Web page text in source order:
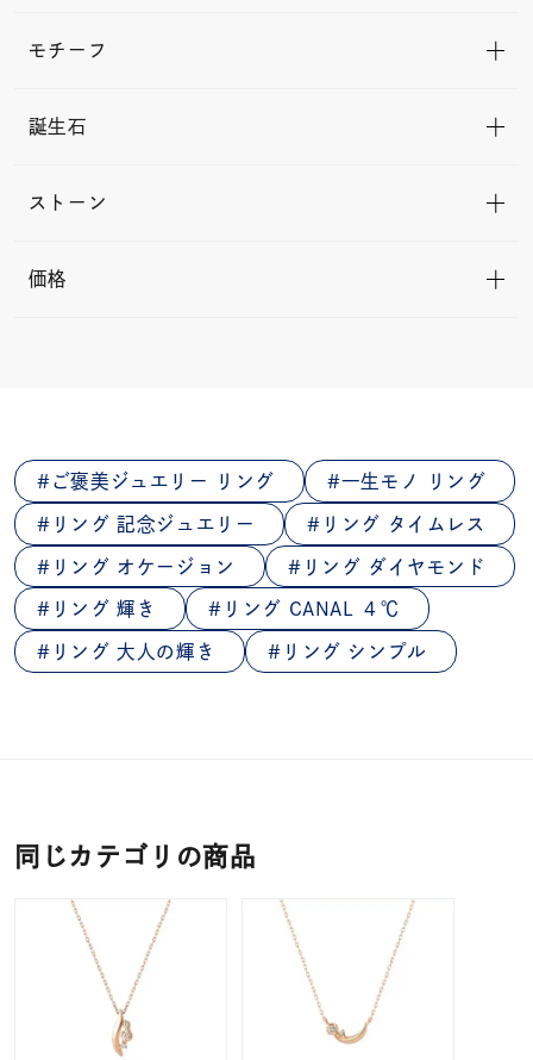
モチーフ
誕生石
ストーン
価格
ご褒美ジュエリー リング 一生モノ リング
リング 記念ジュエリー リング タイムレス
リング オケージョン リング ダイヤモンド
リング 輝き リング CANAL ４℃
リング 大人の輝き リング シンプル
同じカテゴリの商品